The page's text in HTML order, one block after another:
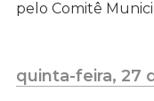
pelo Comitê
quinta-feira, 27